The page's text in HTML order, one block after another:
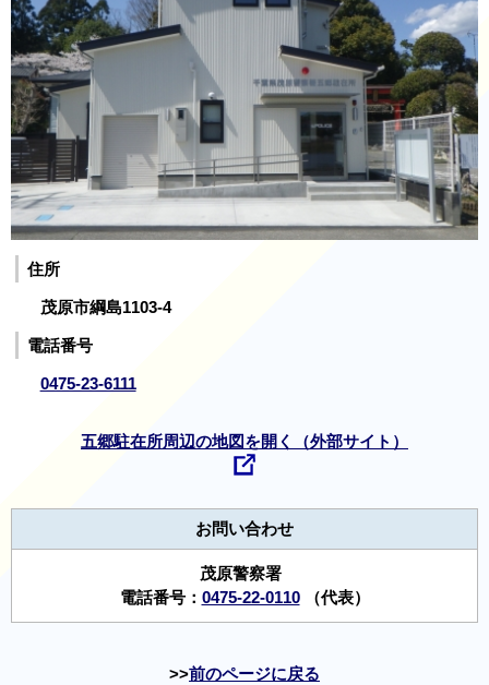
住所
茂原市綱島1103-4
電話番号
0475-23-6111
五郷駐在所周辺の地図を開く（外部サイト）
お問い合わせ
茂原警察署
電話番号： 0475-22-0110（代表）
前のページに戻る